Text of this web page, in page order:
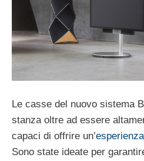
Le casse del nuovo sistema
stanza oltre ad essere
capaci di offrire un’
Sono state ideate per